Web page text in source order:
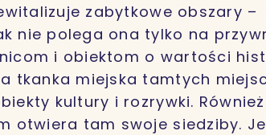
zabytkowe obszary –
nie polega ona tylko na
i obiektom o wartości
tkanka miejska tamtych
kultury i rozrywki.
otwiera tam swoje siedziby.